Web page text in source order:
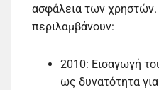
ασφάλεια των χρηστών.
περιλαμβάνουν:
2010: Εισαγωγή
ως δυνατότητα